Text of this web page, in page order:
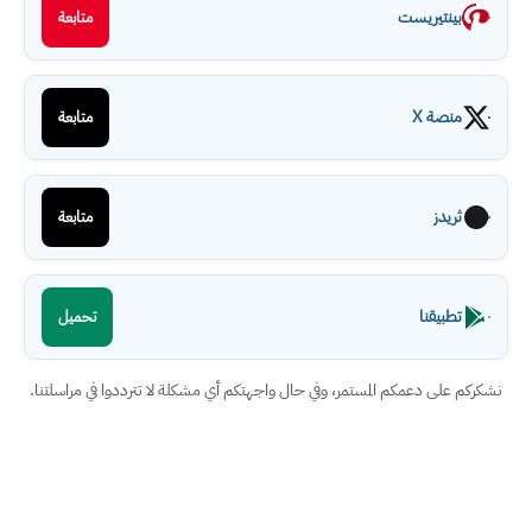
بينتيريست متابعة
منصة X متابعة
ثريدز متابعة
تطبيقنا تحميل
نشكركم على دعمكم المستمر، وفي حال واجهتكم أي مشكلة لا تترددوا في مراسلتنا.